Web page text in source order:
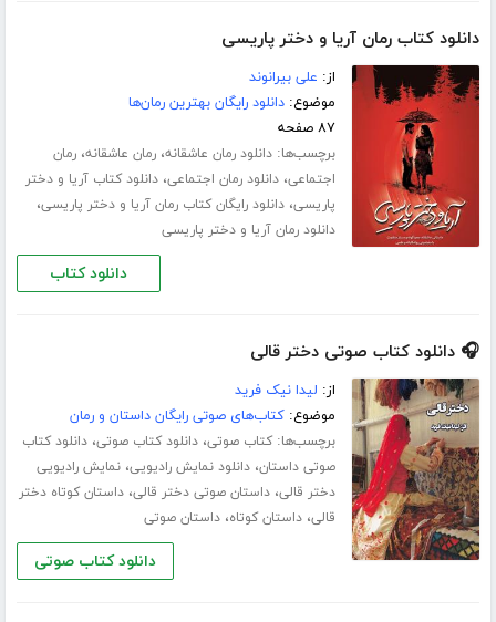
دانلود کتاب رمان آریا و دختر پاریسی
از: علی بیرانوند
موضوع:دانلود رایگان بهترین رمان‌ها
۸۷ صفحه
برچسب‌ها:دانلود رمان عاشقانه،رمان عاشقانه،رمان
اجتماعی،دانلود رمان اجتماعی،دانلود کتاب آریا و دختر
پاریسی،دانلود رایگان کتاب رمان آریا و دختر پاریسی،
دانلود رمان آریا و دختر پاریسی
دانلود کتاب
🎧 دانلود کتاب صوتی دختر قالی
از: لیدا نیک فرید
موضوع:کتاب‌های صوتی رایگان داستان و رمان
برچسب‌ها:کتاب صوتی،دانلود کتاب صوتی،دانلود کتاب
صوتی داستان،دانلود نمایش رادیویی،نمایش رادیویی
دختر قالی،داستان صوتی دختر قالی،داستان کوتاه دختر
قالی،داستان کوتاه،داستان صوتی
دانلود کتاب صوتی